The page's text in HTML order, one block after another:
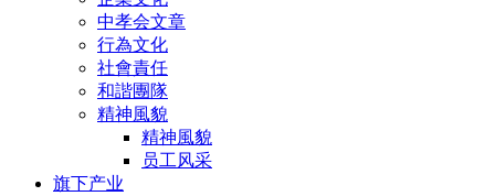
中孝会文章
行為文化
社會責任
和諧團隊
精神風貌
精神風貌
员工风采
旗下产业